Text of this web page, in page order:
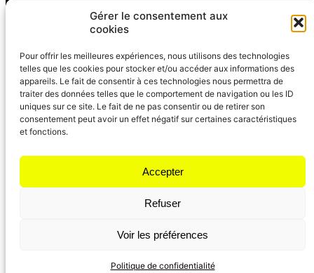
Gérer le consentement aux
cookies
Pour offrir les meilleures expériences, nous utilisons des technologies
telles que les cookies pour stocker et/ou accéder aux informations des
appareils. Le fait de consentir à ces technologies nous permettra de
traiter des données telles que le comportement de navigation ou les ID
uniques sur ce site. Le fait de ne pas consentir ou de retirer son
consentement peut avoir un effet négatif sur certaines caractéristiques
et fonctions.
Accepter
Refuser
Voir les préférences
Politique de confidentialité
CGV - Formation MixUP
CGV - Formation MixUP Pro
Avis de nos clients
Qui suis-je ?
FAQ
FORMULAIRE DE CONTACT
© 2026 - Formation DJ - Tous droits réservés |
| Politique de confidentialité
du site
La Luciole digitale